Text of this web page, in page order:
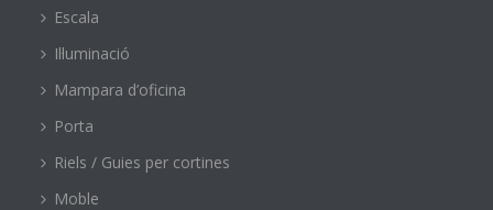
Escala
Il·luminació
Mampara d’oficina
Porta
Riels / Guies per cortines
Moble